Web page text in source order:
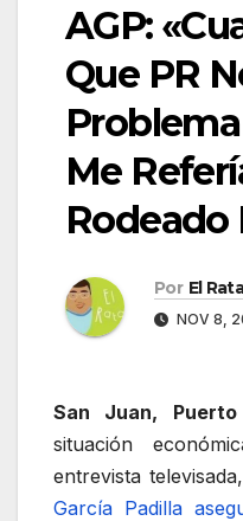
AGP:
Que PR
Me
Rodeado
Por El
NOV 8,
San Juan, Puerto
situación
entrevista televisada,
García Padilla